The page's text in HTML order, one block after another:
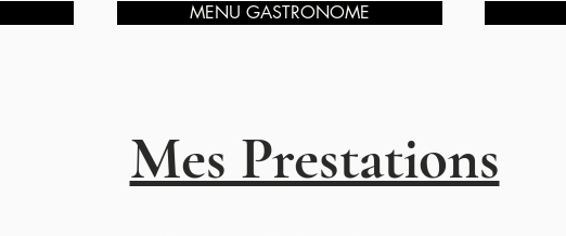
MENU GASTRONOME
Mes Prestations